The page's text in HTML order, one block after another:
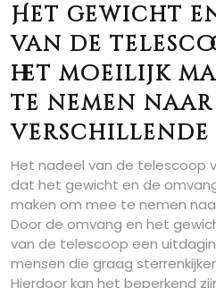
Het gewicht
van de
het moeilijk
te nemen naar
verschillende
Het nadeel van de telescoop
dat het gewicht en de
maken om mee te nemen
Door de omvang en het
van de telescoop een
mensen die graag
Hierdoor kan het beperkend